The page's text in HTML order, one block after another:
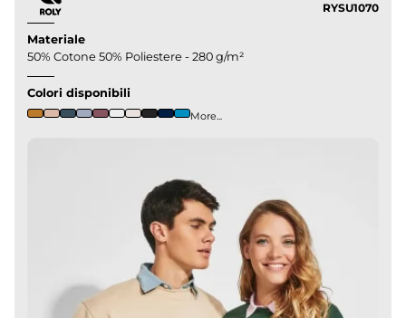
RYSU1070
Materiale
50% Cotone 50% Poliestere - 280 g/m²
Colori disponibili
More...